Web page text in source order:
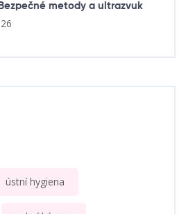
metody a ultrazvuk
ústní hygiena